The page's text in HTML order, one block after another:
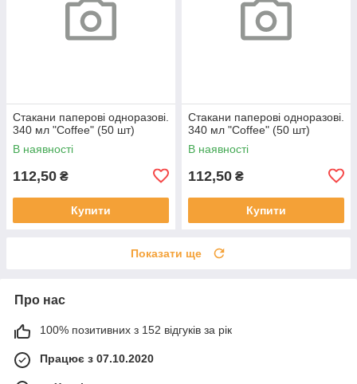
Стакани паперові одноразові.
340 мл "Coffee" (50 шт)
В наявності
112,50 ₴
Купити
Стакани паперові одноразові.
340 мл "Coffee" (50 шт)
В наявності
112,50 ₴
Купити
Показати ще
Про нас
100% позитивних з 152 відгуків за рік
Працює з 07.10.2020